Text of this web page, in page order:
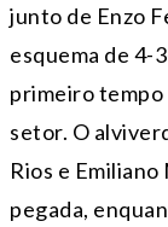
junto de Enzo
esquema de 4-
primeiro tempo
setor. O
Rios e
pegada,